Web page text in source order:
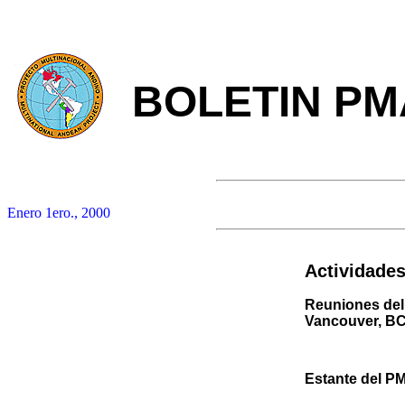
BOLETIN
Enero 1ero., 2000
Reuniones
Vancouver,
Estante del